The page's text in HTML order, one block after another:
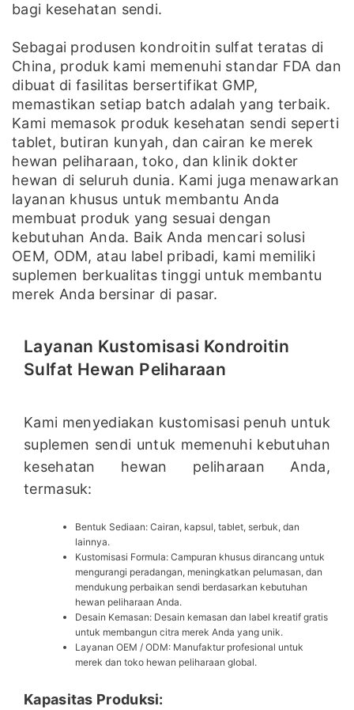
bagi kesehatan sendi.
Sebagai produsen kondroitin sulfat teratas di
China, produk kami memenuhi standar FDA dan
dibuat di fasilitas bersertifikat GMP,
memastikan setiap batch adalah yang terbaik.
Kami memasok produk kesehatan sendi seperti
tablet, butiran kunyah, dan cairan ke merek
hewan peliharaan, toko, dan klinik dokter
hewan di seluruh dunia. Kami juga menawarkan
layanan khusus untuk membantu Anda
membuat produk yang sesuai dengan
kebutuhan Anda. Baik Anda mencari solusi
OEM, ODM, atau label pribadi, kami memiliki
suplemen berkualitas tinggi untuk membantu
merek Anda bersinar di pasar.
Layanan Kustomisasi Kondroitin
Sulfat Hewan Peliharaan
Kami menyediakan kustomisasi penuh untuk
suplemen sendi untuk memenuhi kebutuhan
kesehatan hewan peliharaan Anda,
termasuk:
Bentuk Sediaan: Cairan, kapsul, tablet, serbuk, dan
lainnya.
Kustomisasi Formula: Campuran khusus dirancang untuk
mengurangi peradangan, meningkatkan pelumasan, dan
mendukung perbaikan sendi berdasarkan kebutuhan
hewan peliharaan Anda.
Desain Kemasan: Desain kemasan dan label kreatif gratis
untuk membangun citra merek Anda yang unik.
Layanan OEM / ODM: Manufaktur profesional untuk
merek dan toko hewan peliharaan global.
Kapasitas Produksi: